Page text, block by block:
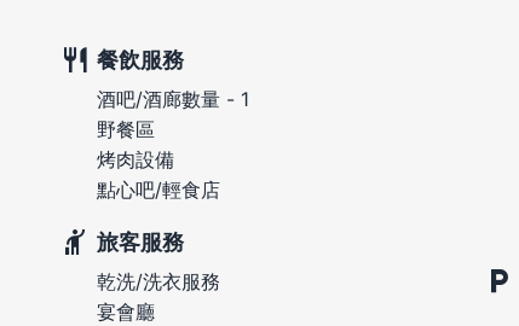
餐飲服務
酒吧/酒廊數量 - 1
野餐區
烤肉設備
點心吧/輕食店
旅客服務
乾洗/洗衣服務
宴會廳